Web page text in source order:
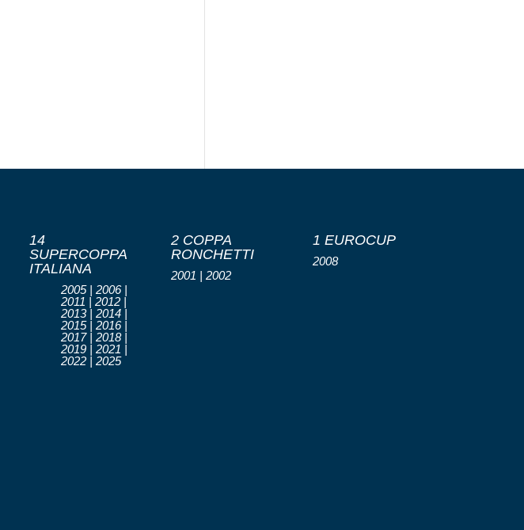
14
SUPERCOPPA
ITALIANA
2005 | 2006 |
2011 | 2012 |
2013 | 2014 |
2015 | 2016 |
2017 | 2018 |
2019 | 2021 |
2022 | 2025
2 COPPA
RONCHETTI
2001 | 2002
1 EUROCUP
2008